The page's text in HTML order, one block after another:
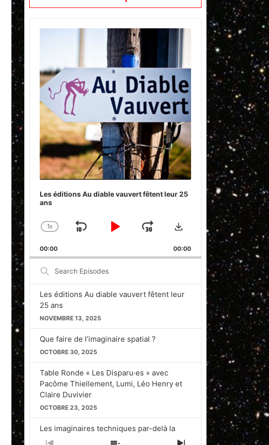
Audio
Les éditions Au diable vauvert fêtent leur 25
ans
CHANGE
RATE
1X
SKIP
PLAYJUMP
FORWARD
Download
00:00 00:00
Search
Episodes
Les éditions Au diable vauvert fêtent leur
25 ans
NOVEMBRE 13, 2025
Que faire de l’imaginaire spatial ?
OCTOBRE 30, 2025
Table Ronde « Les Disparu·es » avec
Pacôme Thiellement, Lumi, Léo Henry et
Claire Duvivier
OCTOBRE 23, 2025
Les imaginaires techniques par-delà la
Silicon Valley